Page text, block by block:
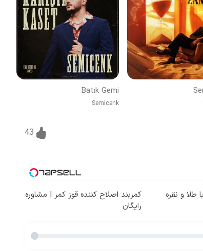
Batık Gemi
Semicenk
43
طلا و نقره
کمربند اصلاح کننده قوز کمر | مشاوره
رایگان